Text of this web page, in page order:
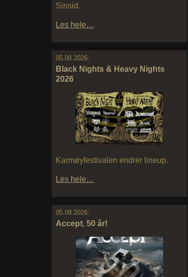
Sinsid.
Les hele…
05.08.2026:
Black Nights & Heavy Nights
2026
Karmøyfestivalen endrer lineup.
Les hele…
05.08.2026:
Accept, 50 år!